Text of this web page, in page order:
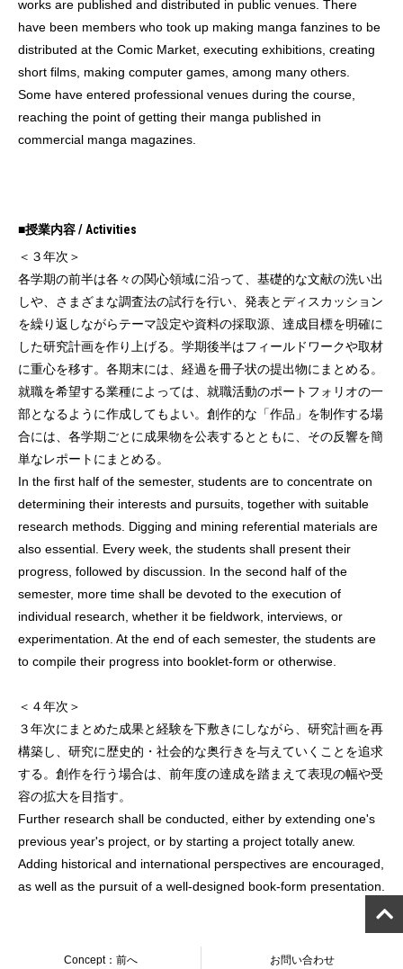
works are published and distributed in public venues. There
have been members who took up making manga fanzines to be
distributed at the Comic Market, executing exhibitions, creating
short films, making computer games, among many others.
Some have entered professional venues during the course,
reaching the point of getting their manga published in
commercial manga magazines.
■授業内容 / Activities
＜３年次＞
各学期の前半は各々の関心領域に沿って、基礎的な文献の洗い出
しや、さまざまな調査法の試行を行い、発表とディスカッション
を繰り返しながらテーマ設定や資料の採取源、達成目標を明確に
した研究計画を作り上げる。学期後半はフィールドワークや取材
に重心を移す。各期末には、経過を冊子状の提出物にまとめる。
就職を希望する業種によっては、就職活動のポートフォリオの一
部となるように作成してもよい。創作的な「作品」を制作する場
合には、各学期ごとに成果物を公表するとともに、その反響を簡
単なレポートにまとめる。
In the first half of the semester, students are to concentrate on
determining their interests and pursuits, together with suitable
research methods. Digging and mining referential materials are
also essential. Every week, the students shall present their
progress, followed by discussion. In the second half of the
semester, more time shall be devoted to the execution of
individual research, whether it be fieldwork, interviews, or
experimentation. At the end of each semester, the students are
to compile their progress into booklet-form or otherwise.
＜４年次＞
３年次にまとめた成果と経験を下敷きにしながら、研究計画を再
構築し、研究に歴史的・社会的な奥行きを与えていくことを追求
する。創作を行う場合は、前年度の達成を踏まえて表現の幅や受
容の拡大を目指す。
Further research shall be conducted, either by extending one's
previous year's project, or by starting a project totally anew.
Adding historical and international perspectives are encouraged,
as well as the pursuit of a well-designed book-form presentation.
Concept：前へ お問い合わせ